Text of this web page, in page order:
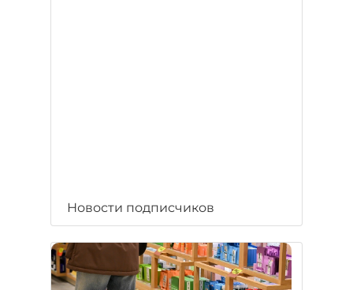
Новости подписчиков